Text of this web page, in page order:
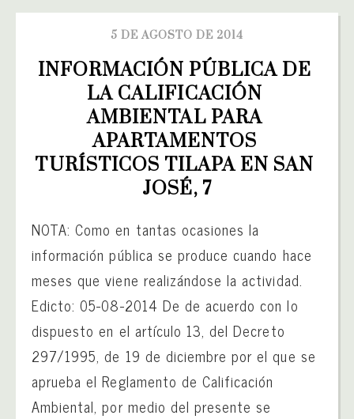
5 DE AGOSTO DE 2014
INFORMACIÓN PÚBLICA DE
LA CALIFICACIÓN
AMBIENTAL PARA
APARTAMENTOS
TURÍSTICOS TILAPA EN SAN
JOSÉ, 7
NOTA: Como en tantas ocasiones la
información pública se produce cuando hace
meses que viene realizándose la actividad.
Edicto: 05-08-2014 De de acuerdo con lo
dispuesto en el artículo 13, del Decreto
297/1995, de 19 de diciembre por el que se
aprueba el Reglamento de Calificación
Ambiental, por medio del presente se